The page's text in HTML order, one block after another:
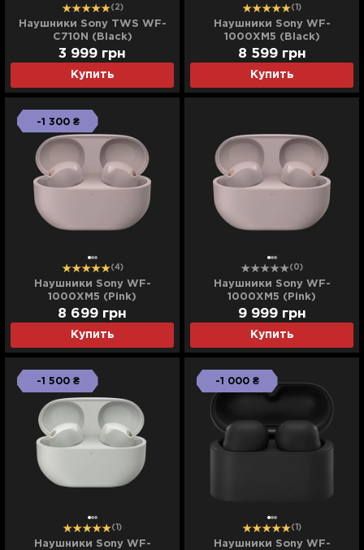
(2)
Наушники Sony TWS WF-
C710N (Black)
Купить
3 999 грн
(1)
Наушники Sony WF-
1000XM5 (Black)
(WF1000XM5B.CE7) (EU)
Купить
8 599 грн
-1 300 ₴
(4)
Наушники Sony WF-
1000XM5 (Pink)
(WF1000XM5P.CE7) (EU)
Купить
8 699 грн
(0)
Наушники Sony WF-
1000XM5 (Pink)
(WF1000XM5P.CE7) (UA)
Купить
9 999 грн
-1 500 ₴
(1)
Наушники Sony WF-
-1 000 ₴
(1)
Наушники Sony WF-